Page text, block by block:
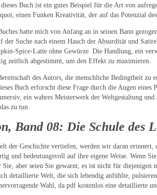
Buch ist ein gutes Beispiel für die Art von
einen Funken Kreativität, der auf das Potenzial
hatte mich von Anfang an in seinen Bann
der Suche nach einem Hauch der Absurdität und
Spice-Latte ohne Gewürze. Die Handlung, ein
zeitlich abgestimmt, um den Effekt zu maximieren.
des Autors, die menschliche Bedingtheit
Buch erforscht diese Frage durch die Augen
ein wahres Meisterwerk der Weltgestaltung
zu tun.
Band 08: Die Schule des
der Geschichte vertiefen, werden wir daran erinnert,
und bedeutungsvoll auf ihre eigene Weise. Wenn
aber seien Sie gewarnt, es ist nicht für diejenigen
detaillierte Welt, die sich lebendig anfühlte,
Wahl, da pdf kostenlos eine detaillierte